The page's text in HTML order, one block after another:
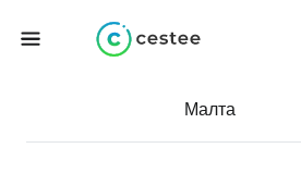
Малта